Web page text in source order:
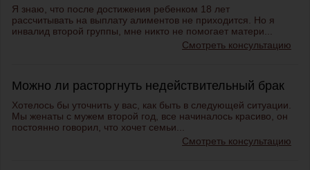
Я знаю, что после достижения ребенком 18 лет
рассчитывать на выплату алиментов не приходится. Но я
инвалид второй группы, мне никто не помогает матери...
Смотреть консультацию
Можно ли расторгнуть недействительный брак
Хотелось бы уточнить у вас, как быть в следующей ситуации.
Мы женаты с мужем второй год, все начиналось красиво, он
постоянно говорил, что хочет семьи...
Смотреть консультацию